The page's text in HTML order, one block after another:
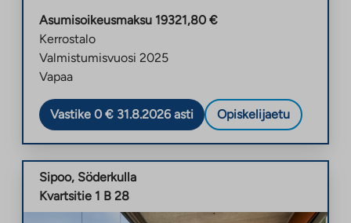
Asumisoikeusmaksu 19321,80 €
Kerrostalo
Valmistumisvuosi 2025
Vapaa
Vastike 0 € 31.8.2026 asti Opiskelijaetu
Sipoo, Söderkulla
Kvartsitie 1 B 28